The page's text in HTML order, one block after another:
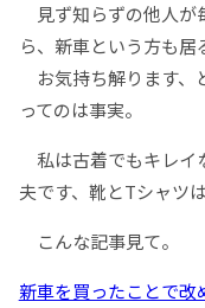
見ず知らずの他人が
ら、新車という方も居
お気持ち解ります、
ってのは事実。
私は古着でもキレイ
夫です、靴とTシャツ
こんな記事見て。
新車を買ったことで改